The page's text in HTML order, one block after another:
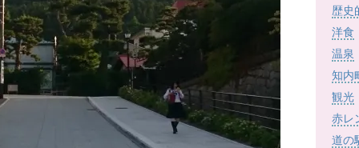
歴史
洋食
温泉
知内
観光
赤レ
道の